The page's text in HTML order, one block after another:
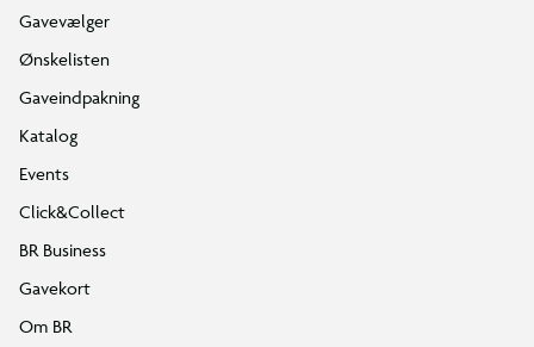
Gavevælger
Ønskelisten
Gaveindpakning
Katalog
Events
Click&Collect
BR Business
Gavekort
Om BR